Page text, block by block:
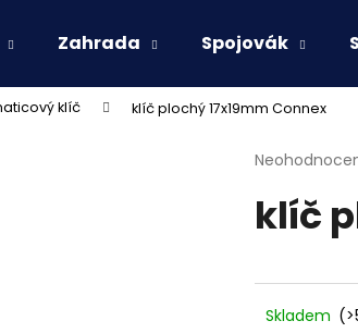
Zahrada Spojovák
klíč klíč plochý 17x19mm Connex
Průměrné
produktu
je
5
hvězdiček.
klíč
Skladem
Co potřebujete najít?